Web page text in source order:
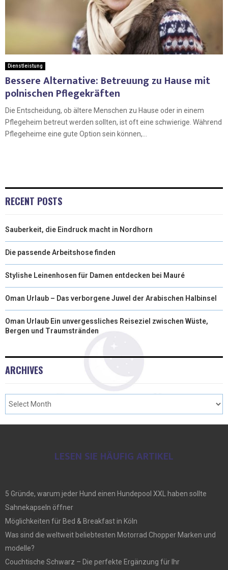
Dienstleistung
Bessere Alternative: Betreuung zu Hause mit
polnischen Pflegekräften
Die Entscheidung, ob ältere Menschen zu Hause oder in einem
Pflegeheim betreut werden sollten, ist oft eine schwierige. Während
Pflegeheime eine gute Option sein können,...
RECENT POSTS
Sauberkeit, die Eindruck macht in Nordhorn
Die passende Arbeitshose finden
Stylishe Leinenhosen für Damen entdecken bei Mauré
Oman Urlaub – Das verborgene Juwel der Arabischen Halbinsel
Oman Urlaub Ein unvergessliches Reiseziel zwischen Wüste,
Bergen und Traumstränden
ARCHIVES
LESEN SIE HÄUFIG ARTIKEL
5 Gründe, warum jeder Hund einen Hundepool XXL haben sollte
Sahnekapseln öffner
Möglichkeiten für Bed & Breakfast in Köln
Was sind die weltweit beliebtesten Motorrad Chopper Marken und
modelle?
Couchtische Schwarz – Die perfekte Ergänzung für Ihr